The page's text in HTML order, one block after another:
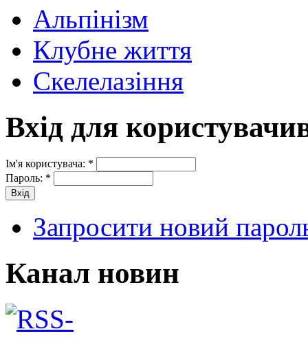
Альпінізм
Клубне життя
Скелелазіння
Вхід для
Ім'я користувача: *
Пароль: *
Запросити новий
Канал новин